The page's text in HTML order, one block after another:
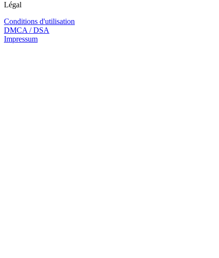
Légal
Conditions d'utilisation
DMCA / DSA
Impressum